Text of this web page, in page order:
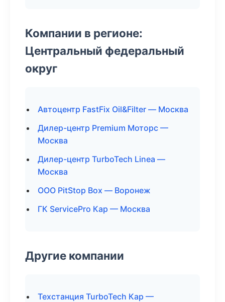
Компании в регионе:
Центральный федеральный
округ
Автоцентр FastFix Oil&Filter — Москва
Дилер-центр Premium Моторс —
Москва
Дилер-центр TurboTech Linea —
Москва
ООО PitStop Box — Воронеж
ГК ServicePro Кар — Москва
Другие компании
Техстанция TurboTech Кар —